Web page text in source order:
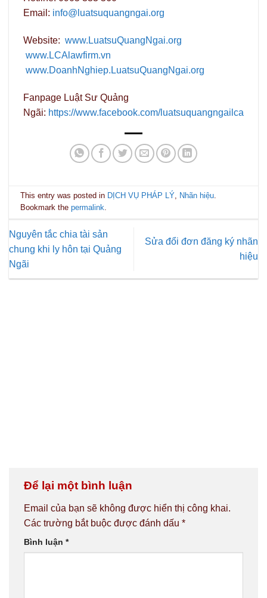
Email: info@luatsuquangngai.org
Website: www.LuatsuQuangNgai.org
www.LCAlawfirm.vn
www.DoanhNghiep.LuatsuQuangNgai.org
Fanpage Luật Sư Quảng
Ngãi: https://www.facebook.com/luatsuquangngailca
This entry was posted in DỊCH VỤ PHÁP LÝ, Nhãn hiệu.
Bookmark thepermalink.
Nguyên tắc chia tài sản
chung khi ly hôn tại Quảng
Ngãi
Sửa đổi đơn đăng ký nhãn
hiệu
Để lại một bình luận
Email của bạn sẽ không được hiển thị công khai.
Các trường bắt buộc được đánh dấu *
Bình luận *